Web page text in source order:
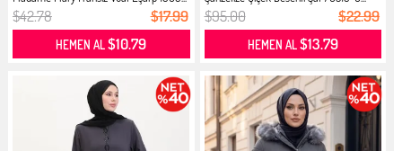
$42.78 $17.99
HEMEN AL$10.79
$95.00 $22.99
HEMEN AL$13.79